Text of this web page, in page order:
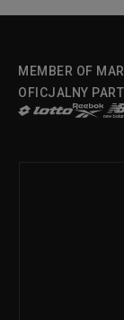
MEMBER OF
OFICJALNY